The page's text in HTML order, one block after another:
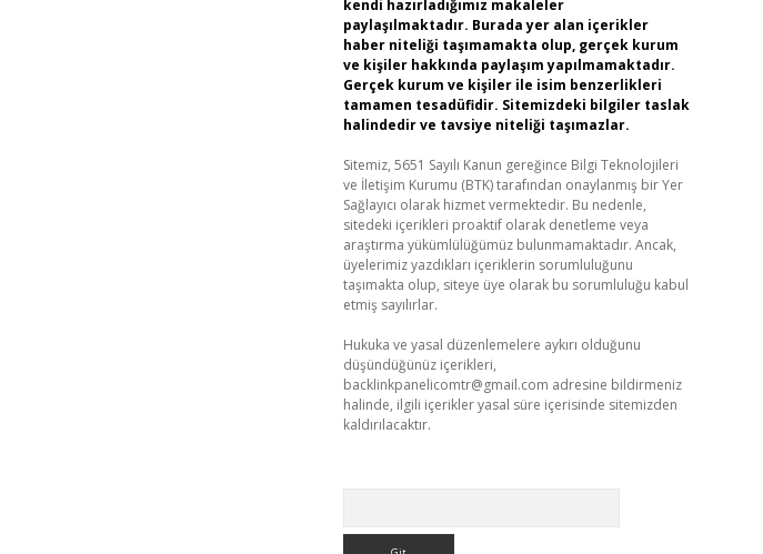
kendi hazırladığımız makaleler
paylaşılmaktadır. Burada yer alan içerikler
haber niteliği taşımamakta olup, gerçek kurum
ve kişiler hakkında paylaşım yapılmamaktadır.
Gerçek kurum ve kişiler ile isim benzerlikleri
tamamen tesadüfidir. Sitemizdeki bilgiler taslak
halindedir ve tavsiye niteliği taşımazlar.
Sitemiz, 5651 Sayılı Kanun gereğince Bilgi Teknolojileri
ve İletişim Kurumu (BTK) tarafından onaylanmış bir Yer
Sağlayıcı olarak hizmet vermektedir. Bu nedenle,
sitedeki içerikleri proaktif olarak denetleme veya
araştırma yükümlülüğümüz bulunmamaktadır. Ancak,
üyelerimiz yazdıkları içeriklerin sorumluluğunu
taşımakta olup, siteye üye olarak bu sorumluluğu kabul
etmiş sayılırlar.
Hukuka ve yasal düzenlemelere aykırı olduğunu
düşündüğünüz içerikleri,
backlinkpanelicomtr@gmail.com adresine bildirmeniz
halinde, ilgili içerikler yasal süre içerisinde sitemizden
kaldırılacaktır.